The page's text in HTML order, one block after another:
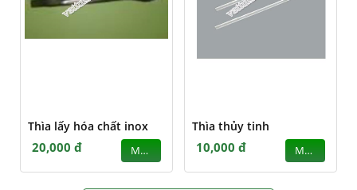
Thìa lấy hóa chất inox
20,000 đ MUA
Thìa thủy tinh
10,000 đ MUA